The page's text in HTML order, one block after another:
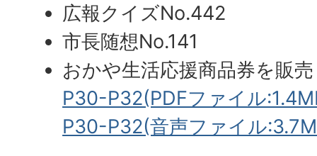
広報クイズNo.442
市長随想No.141
おかや生活応援商品券を販
P30-P32(PDFファイル
P30-P32(音声ファイル